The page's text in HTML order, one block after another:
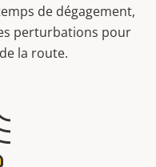
de dégagement,
perturbations pour
la route.